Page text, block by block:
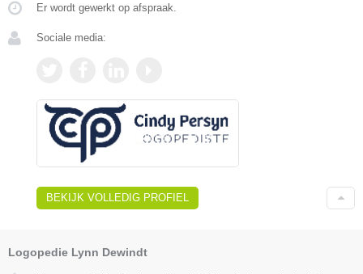
Er wordt gewerkt op afspraak.
Sociale media:
BEKIJK VOLLEDIG PROFIEL
Logopedie Lynn Dewindt